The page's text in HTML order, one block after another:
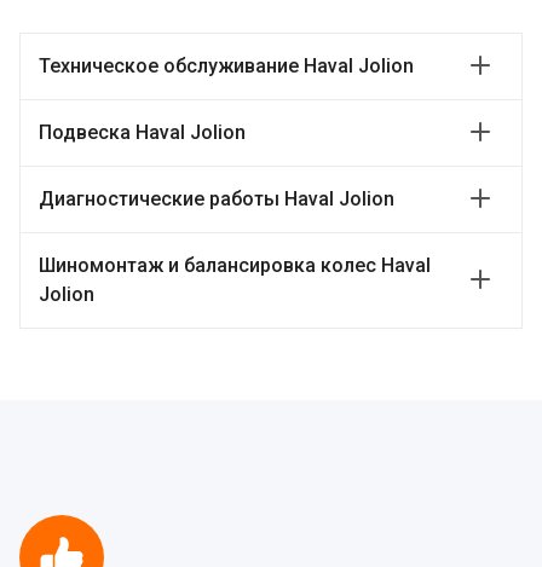
Техническое обслуживание Haval Jolion
Подвеска Haval Jolion
Диагностические работы Haval Jolion
Шиномонтаж и балансировка колес Haval
Jolion